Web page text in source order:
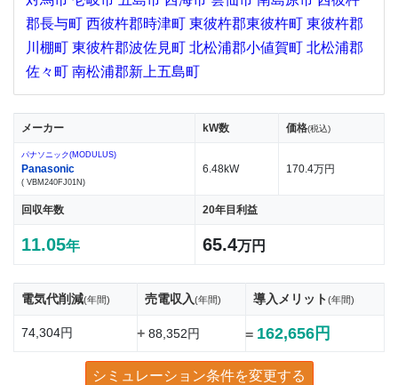
郡長与町 西彼杵郡時津町 東彼杵郡東彼杵町 東彼杵郡
川棚町 東彼杵郡波佐見町 北松浦郡小値賀町 北松浦郡
佐々町 南松浦郡新上五島町
メーカー kW数 価格(税込)
パナソニック(MODULUS)
Panasonic
( VBM240FJ01N)
6.48kW 170.4万円
回収年数 20年目利益
11.05年 65.4万円
電気代削減(年間) 売電収入(年間) 導入メリット(年間)
74,304円 +88,352円 = 162,656円
シミュレーション条件を変更する